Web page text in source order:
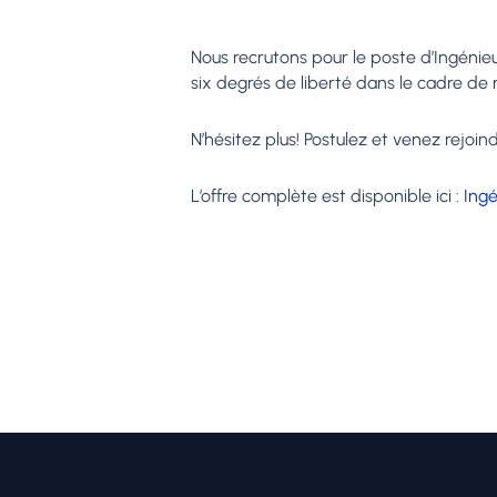
Nous recrutons pour le poste
six degrés de liberté dans le cadre de
N’hésitez plus! Postulez et venez
L’offre complète est disponible ici :